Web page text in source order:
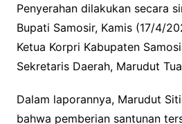
Penyerahan dilakukan secara
Bupati Samosir, Kamis (17/4/
Ketua Korpri Kabupaten
Sekretaris Daerah, Marudut
Dalam laporannya, Marudut
bahwa pemberian santunan